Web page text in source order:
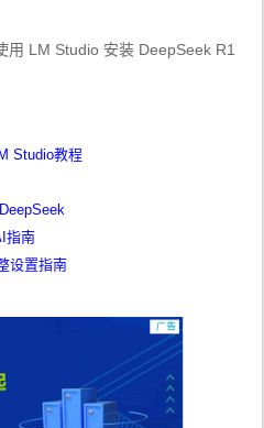
用 LM Studio 安装 DeepSeek R1
Studio教程
指南
设置指南